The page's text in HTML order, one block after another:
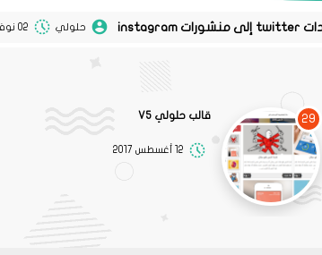
حلولي 02 نوفمبر 2020
29 قالب حلولي V5
12 أغسطس 2017